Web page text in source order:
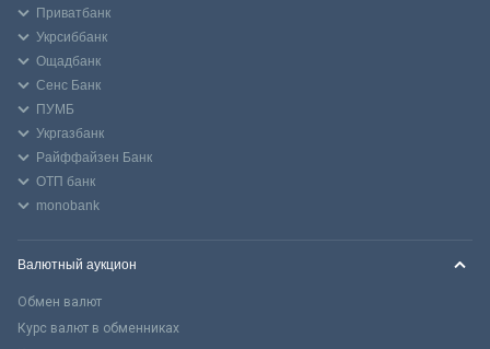
Приватбанк
Укрсиббанк
Ощадбанк
Сенс Банк
ПУМБ
Укргазбанк
Райффайзен Банк
ОТП банк
monobank
Валютный аукцион
Обмен валют
Курс валют в обменниках